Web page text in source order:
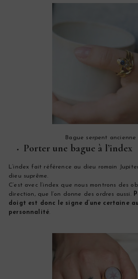
Bague serpent ancienne
Porter une bague à l’index
L’index fait référence au dieu romain
dieu suprême.
C’est avec l’index que nous montrons des
direction, que l’on donne des ordres aussi.
doigt est donc le signe d’une certaine
personnalité.